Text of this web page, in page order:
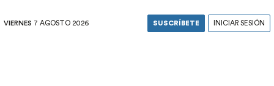
VIERNES 7 AGOSTO 2026 SUSCRÍBETE INICIAR SESIÓN